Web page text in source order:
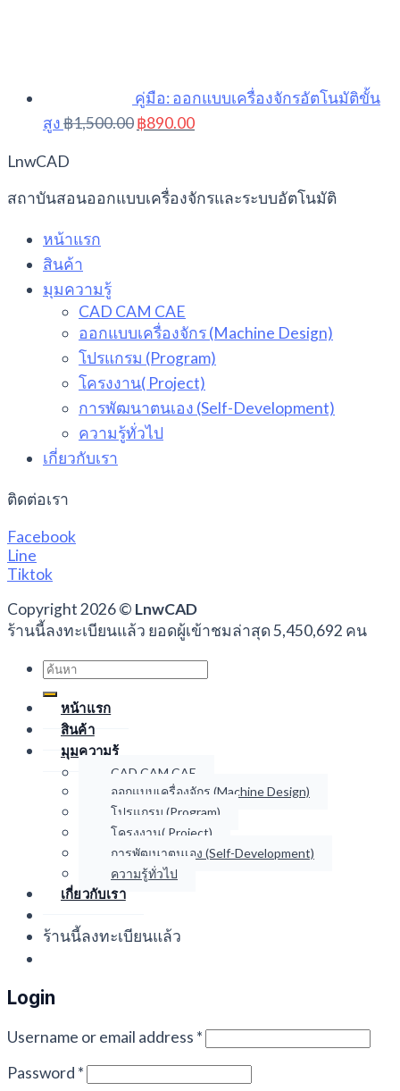
คู่มือ: ออกแบบเครื่องจักรอัตโนมัติขั้น
สูง฿1,500.00Original
฿890.00Current
LnwCAD
สถาบันสอนออกแบบเครื่องจักรและระบบอัตโนมัติ
หน้าแรก
สินค้า
มุมความรู้
CAD CAM CAE
ออกแบบเครื่องจักร (Machine Design)
โปรแกรม (Program)
โครงงาน( Project)
การพัฒนาตนเอง (Self-Development)
ความรู้ทั่วไป
เกี่ยวกับเรา
ติดต่อเรา
Facebook
Line
Tiktok
Copyright 2026 © LnwCAD
ร้านนี้ลงทะเบียนแล้ว ยอดผู้เข้าชมล่าสุด 5,450,692 คน
Search
หน้าแรก
สินค้า
มุมความรู้
CAD CAM CAE
ออกแบบเครื่องจักร (Machine Design)
โปรแกรม (Program)
โครงงาน( Project)
การพัฒนาตนเอง (Self-Development)
ความรู้ทั่วไป
เกี่ยวกับเรา
ร้านนี้ลงทะเบียนแล้ว
Login
Username or email address *
Password *